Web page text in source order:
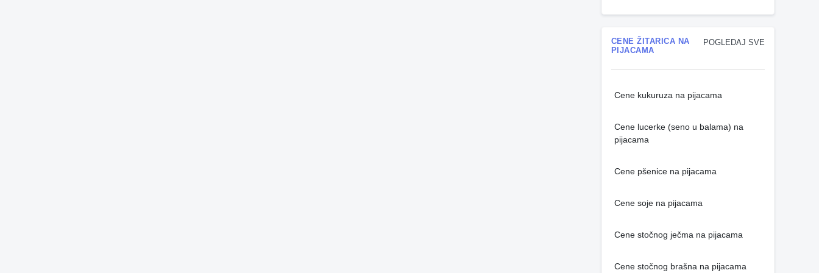
POGLEDAJ SVE
CENE ŽITARICA NA
PIJACAMA
Cene kukuruza na pijacama
Cene lucerke (seno u balama) na
pijacama
Cene pšenice na pijacama
Cene soje na pijacama
Cene stočnog ječma na pijacama
Cene stočnog brašna na pijacama